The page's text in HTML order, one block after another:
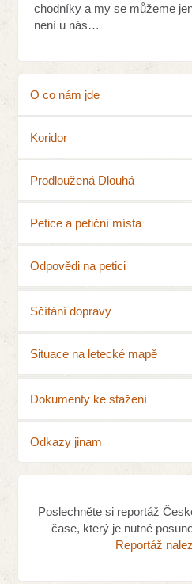
chodníky a my se můžeme
není u nás…
O co nám jde
Koridor
Prodloužená Dlouhá
Petice a petiční místa
Odpovědi na petici
Sčítání dopravy
Situace na letecké mapě
Dokumenty ke stažení
Odkazy jinam
Poslechněte si reportáž
čase, který je nutné
Reportáž